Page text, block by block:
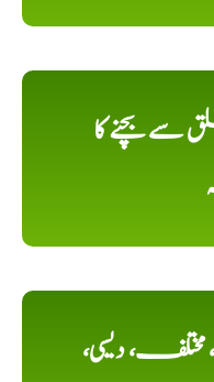
سے بچنے کا
دیسی،